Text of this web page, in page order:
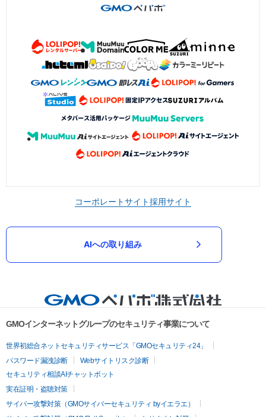
コーポレートサイト採用サイト
AIへの取り組み
GMOインターネットグループのセキュリティ事業について
世界初総合ネットセキュリティサービス「GMOセキュリティ24」
パスワード漏洩診断
Webサイトリスク診断
セキュリティ相談AIチャットボット
実在証明・盗聴対策
サイバー攻撃対策（GMOサイバーセキュリティ byイエラエ）